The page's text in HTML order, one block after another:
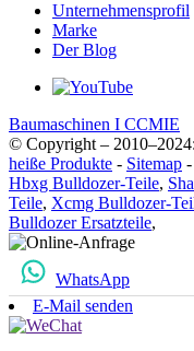
Unternehmensprofil
Marke
Der Blog
Baumaschinen I CCMIE
© Copyright –
heiße Produkte - Sitemap -
Hbxg Bulldozer-Teile,
Teile, Xcmg Bulldozer-
Bulldozer Ersatzteile,
WhatsApp
E-Mail senden